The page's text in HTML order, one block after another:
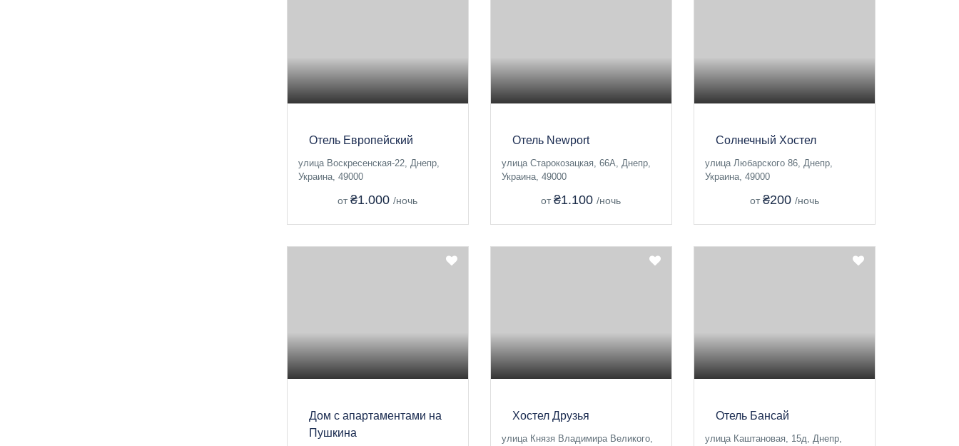
Отель Европейский
улица Воскресенская-22, Днепр,
Украина, 49000
от ₴1.000/ночь
Отель Newport
улица Старокозацкая, 66А, Днепр,
Украина, 49000
от ₴1.100/ночь
Солнечный Хостел
улица Любарского 86, Днепр,
Украина, 49000
от ₴200 /ночь
Дом с апартаментами на
Пушкина
Хостел Друзья
улица Князя Владимира Великого,
Отель Бансай
улица Каштановая, 15д, Днепр,